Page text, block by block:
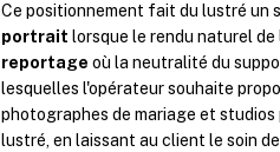
Ce positionnement fait du lustré un
portrait lorsque le rendu naturel de
reportage où la neutralité du
lesquelles l'opérateur souhaite
photographes de mariage et
lustré, en laissant au client le soin